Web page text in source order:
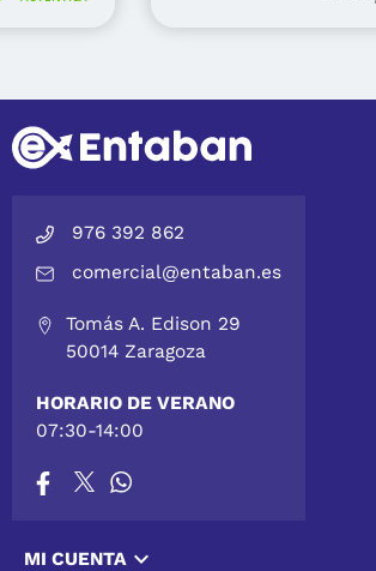
976 392 862
comercial@entaban.es
Tomás A. Edison 29
50014 Zaragoza
HORARIO DE VERANO
07:30-14:00
MI CUENTA 